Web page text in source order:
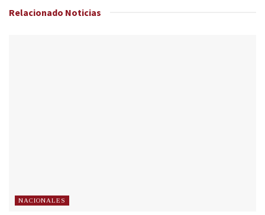
Relacionado Noticias
NACIONALES